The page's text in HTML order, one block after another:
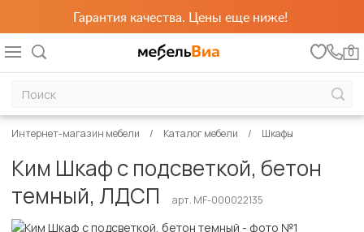
Гарантия качества. Цены еще ниже!
0
Интернет-магазин мебели Каталог мебели Шкафы
Ким Шкаф с подсветкой, бетон
темный, ЛДСП
арт. MF-000022135